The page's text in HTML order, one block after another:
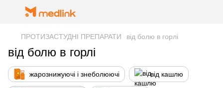
ПРОТИЗАСТУДНІ ПРЕПАРАТИ від болю в горлі
від болю в горлі
жарознижуючі і знеболюючі від кашлю